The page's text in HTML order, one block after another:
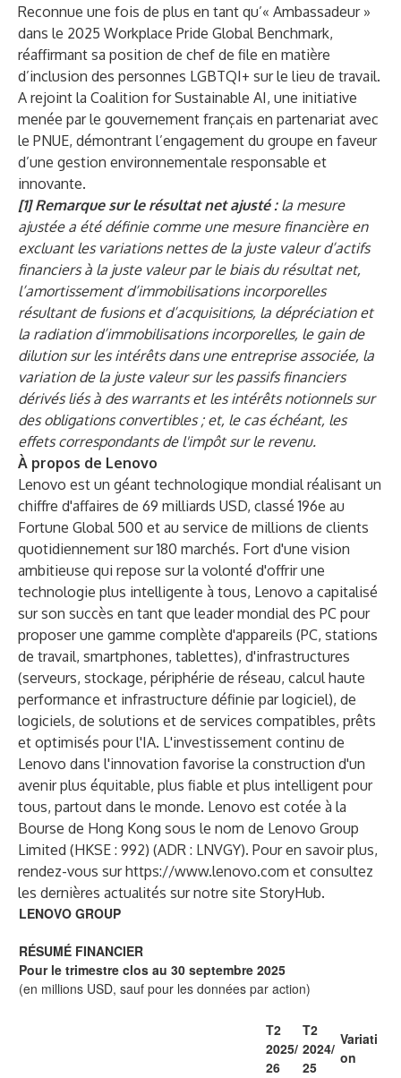
Reconnue une fois de plus en tant qu’« Ambassadeur »
dans le 2025 Workplace Pride Global Benchmark,
réaffirmant sa position de chef de file en matière
d’inclusion des personnes LGBTQI+ sur le lieu de travail.
A rejoint la Coalition for Sustainable AI, une initiative
menée par le gouvernement français en partenariat avec
le PNUE, démontrant l’engagement du groupe en faveur
d’une gestion environnementale responsable et
innovante.
[1] Remarque sur le résultat net ajusté : la mesure
ajustée a été définie comme une mesure financière en
excluant les variations nettes de la juste valeur d’actifs
financiers à la juste valeur par le biais du résultat net,
l’amortissement d’immobilisations incorporelles
résultant de fusions et d’acquisitions, la dépréciation et
la radiation d’immobilisations incorporelles, le gain de
dilution sur les intérêts dans une entreprise associée, la
variation de la juste valeur sur les passifs financiers
dérivés liés à des warrants et les intérêts notionnels sur
des obligations convertibles ; et, le cas échéant, les
effets correspondants de l'impôt sur le revenu.
À propos de Lenovo
Lenovo est un géant technologique mondial réalisant un
chiffre d'affaires de 69 milliards USD, classé 196e au
Fortune Global 500 et au service de millions de clients
quotidiennement sur 180 marchés. Fort d'une vision
ambitieuse qui repose sur la volonté d'offrir une
technologie plus intelligente à tous, Lenovo a capitalisé
sur son succès en tant que leader mondial des PC pour
proposer une gamme complète d'appareils (PC, stations
de travail, smartphones, tablettes), d'infrastructures
(serveurs, stockage, périphérie de réseau, calcul haute
performance et infrastructure définie par logiciel), de
logiciels, de solutions et de services compatibles, prêts
et optimisés pour l'IA. L'investissement continu de
Lenovo dans l'innovation favorise la construction d'un
avenir plus équitable, plus fiable et plus intelligent pour
tous, partout dans le monde. Lenovo est cotée à la
Bourse de Hong Kong sous le nom de Lenovo Group
Limited (HKSE : 992) (ADR : LNVGY). Pour en savoir plus,
rendez-vous surhttps://www.lenovo.com et consultez
les dernières actualités sur notre site StoryHub.
LENOVO GROUP
RÉSUMÉ FINANCIER
Pour le trimestre clos au 30 septembre 2025
(en millions USD, sauf pour les données par action)
T2
2025/
26
T2
2024/
25
Variati
on